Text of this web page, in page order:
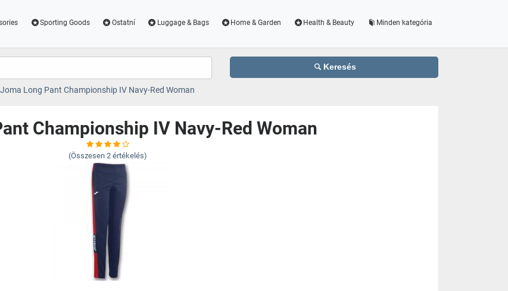
Sporting Goods Ostatní Luggage & Bags Home & Garden Health & Beauty Minden kategória
Keresés
Joma Long Pant Championship IV Navy-Red Woman
Championship IV Navy-Red Woman
(Összesen 2 értékelés)